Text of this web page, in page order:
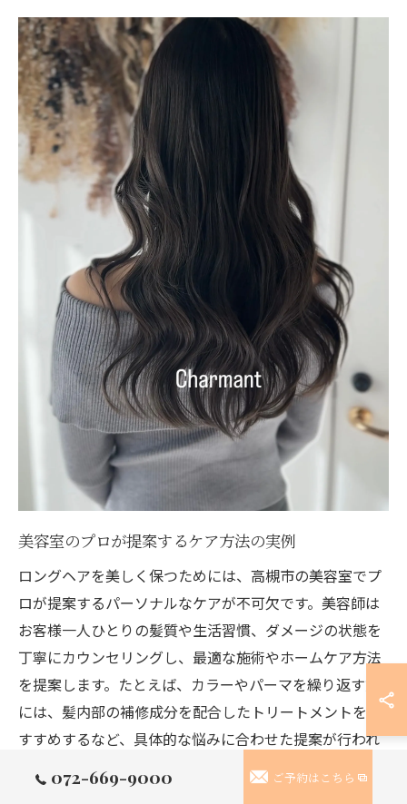
美容室のプロが提案するケア方法の実例
ロングヘアを美しく保つためには、高槻市の美容室でプ
ロが提案するパーソナルなケアが不可欠です。美容師は
お客様一人ひとりの髪質や生活習慣、ダメージの状態を
丁寧にカウンセリングし、最適な施術やホームケア方法
を提案します。たとえば、カラーやパーマを繰り返す方
には、髪内部の補修成分を配合したトリートメントをお
すすめするなど、具体的な悩みに合わせた提案が行われ
072-669-9000 ご予約はこちら